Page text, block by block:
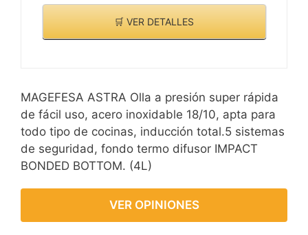
🛒 VER DETALLES
MAGEFESA ASTRA Olla a presión super rápida
de fácil uso, acero inoxidable 18/10, apta para
todo tipo de cocinas, inducción total.5 sistemas
de seguridad, fondo termo difusor IMPACT
BONDED BOTTOM. (4L)
VER OPINIONES